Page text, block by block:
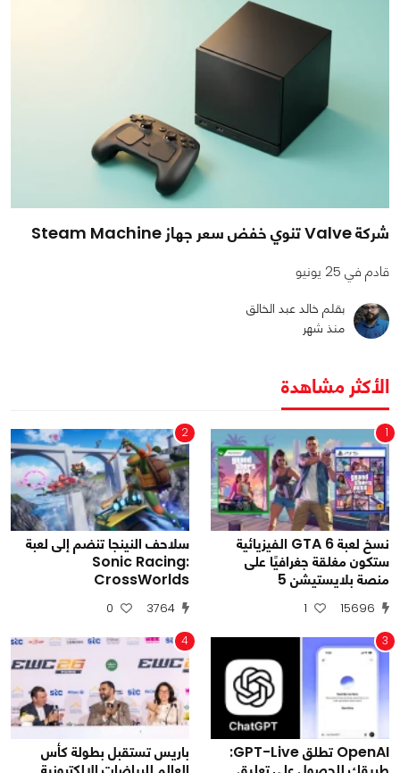
شركة Valve تنوي خفض سعر جهاز Steam Machine
قادم في 25 يونيو
بقلم خالد عبد الخالق
منذ شهر
الأكثر مشاهدة
1
نسخ لعبة GTA 6 الفيزيائية
ستكون مغلقة جغرافيًا على
منصة بلايستيشن 5
15696
1
2
سلاحف النينجا تنضم إلى لعبة
Sonic Racing:
CrossWorlds
3764
0
3
OpenAI تطلق GPT-Live:
4
باريس تستقبل بطولة كأس